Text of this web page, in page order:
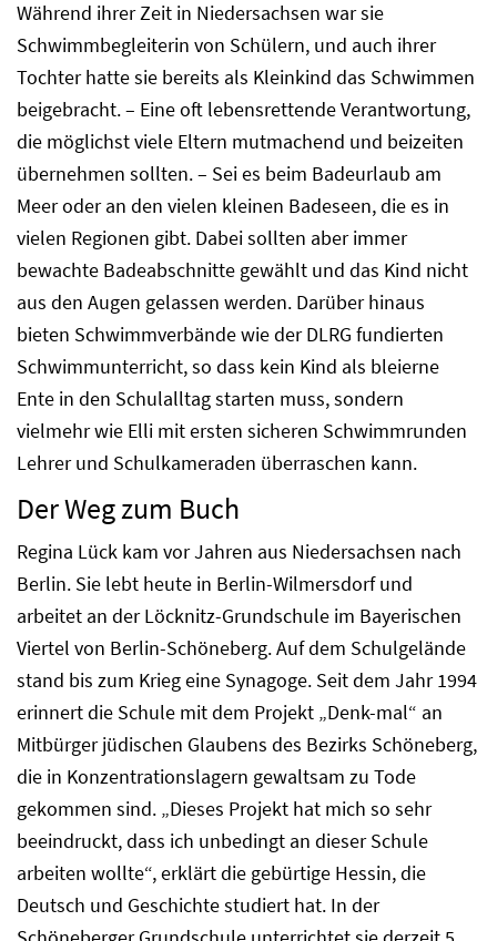
Während ihrer Zeit in Niedersachsen war sie
Schwimmbegleiterin von Schülern, und auch ihrer
Tochter hatte sie bereits als Kleinkind das Schwimmen
beigebracht. – Eine oft lebensrettende Verantwortung,
die möglichst viele Eltern mutmachend und beizeiten
übernehmen sollten. – Sei es beim Badeurlaub am
Meer oder an den vielen kleinen Badeseen, die es in
vielen Regionen gibt. Dabei sollten aber immer
bewachte Badeabschnitte gewählt und das Kind nicht
aus den Augen gelassen werden. Darüber hinaus
bieten Schwimmverbände wie der DLRG fundierten
Schwimmunterricht, so dass kein Kind als bleierne
Ente in den Schulalltag starten muss, sondern
vielmehr wie Elli mit ersten sicheren Schwimmrunden
Lehrer und Schulkameraden überraschen kann.
Der Weg zum Buch
Regina Lück kam vor Jahren aus Niedersachsen nach
Berlin. Sie lebt heute in Berlin-Wilmersdorf und
arbeitet an der Löcknitz-Grundschule im Bayerischen
Viertel von Berlin-Schöneberg. Auf dem Schulgelände
stand bis zum Krieg eine Synagoge. Seit dem Jahr 1994
erinnert die Schule mit dem Projekt „Denk-mal“ an
Mitbürger jüdischen Glaubens des Bezirks Schöneberg,
die in Konzentrationslagern gewaltsam zu Tode
gekommen sind. „Dieses Projekt hat mich so sehr
beeindruckt, dass ich unbedingt an dieser Schule
arbeiten wollte“, erklärt die gebürtige Hessin, die
Deutsch und Geschichte studiert hat. In der